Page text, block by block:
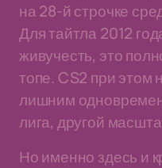
на 28-й строчке
Для тайтла 2012
живучесть, это
топе. CS2 при этом
лишним
лига, другой
Но именно здесь и